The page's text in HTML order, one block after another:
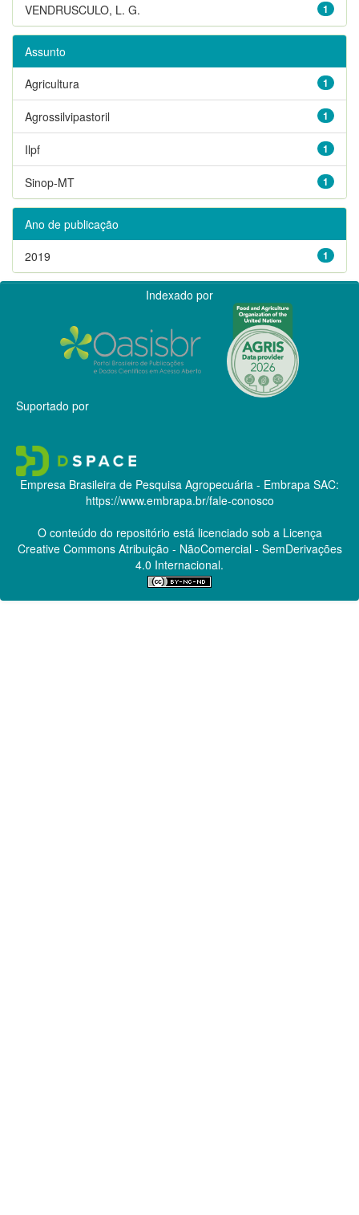
1
VENDRUSCULO, L. G.
Assunto
1
Agricultura
1
Agrossilvipastoril
1
Ilpf
1
Sinop-MT
Ano de publicação
1
2019
Indexado por
Suportado por
Empresa Brasileira de Pesquisa Agropecuária - Embrapa SAC:
https://www.embrapa.br/fale-conosco
O conteúdo do repositório está licenciado sob a Licença
Creative CommonsAtribuição - NãoComercial - SemDerivações
4.0 Internacional.